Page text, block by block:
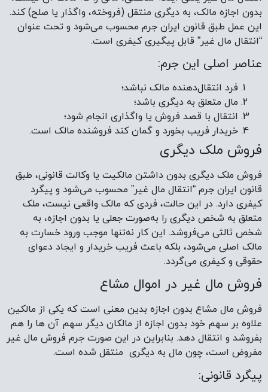
بدون اجازه مالک، به دیگری منتقل (فروخته، واگذار یا صلح) کند.
این عمل طبق قانون ایران جرم محسوب می‌شود و تحت عنوان
“انتقال مال غیر” قابل پیگیری کیفری است.
عناصر اصلی این جرم:
فرد انتقال‌دهنده مالک نباشد؛
مال متعلق به دیگری باشد؛
انتقال با قصد فروش یا واگذاری انجام شود؛
خریدار فریب بخورد و گمان کند فروشنده مالک است.
فروش ملک دیگری
فروش ملک دیگری بدون داشتن مالکیت یا وکالت قانونی، طبق
قانون ایران جرم “انتقال مال غیر” محسوب می‌شود و پیگرد
کیفری دارد. در این حالت، فردی که مالک واقعی نیست، ملک
متعلق به شخص دیگری را به‌صورت جعلی یا بدون اجازه، به
شخص ثالثی می‌فروشد. این کار نه‌تنها موجب ورود خسارت به
مالک اصلی می‌شود، بلکه باعث فریب خریدار و ایجاد دعوای
حقوقی و کیفری می‌گردد.
فروش مال غیر در اموال مشاع
فروش مال مشاع بدون اجازه بدین معنی است که یکی از مالکین
علاوه بر سهم خود بدون اجازه از مالکان دیگر سهم آن ها را هم
بفروشد و انتقال دهد. بنابراین در این صورت جرم فروش مال غیر
مفروض است، چون مال به دیگری منتقل شده است.
پیگرد قانونی:
همین الان تلفنی مشاوره بگیر.
تماس تلفنی با مشاور حقوقی